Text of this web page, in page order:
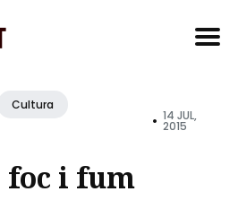
Cultura
• 14 JUL,
2015
foc i fum